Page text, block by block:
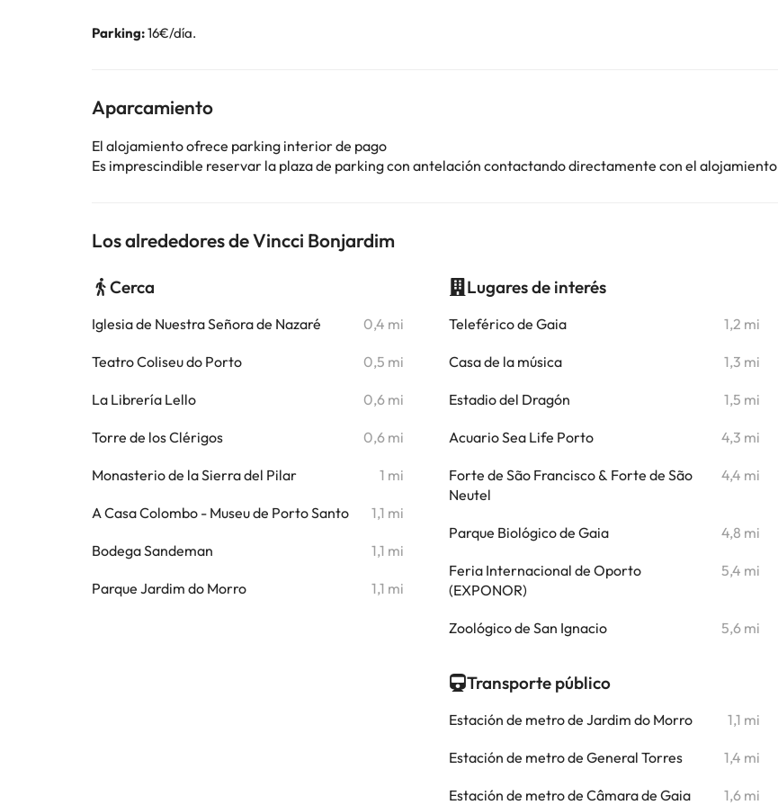
Parking:16€/día.
Aparcamiento
El alojamiento ofrece parking interior de pago
Es imprescindible reservar la plaza de parking con antelación contactando directamente con el alojamiento
Los alrededores de Vincci Bonjardim
Cerca
Iglesia de Nuestra Señora de Nazaré 0,4 mi
Teatro Coliseu do Porto 0,5 mi
La Librería Lello 0,6 mi
Torre de los Clérigos 0,6 mi
Monasterio de la Sierra del Pilar 1 mi
A Casa Colombo - Museu de Porto Santo 1,1 mi
Bodega Sandeman 1,1 mi
Parque Jardim do Morro 1,1 mi
Lugares de interés
Teleférico de Gaia 1,2 mi
Casa de la música 1,3 mi
Estadio del Dragón 1,5 mi
Acuario Sea Life Porto 4,3 mi
Forte de São Francisco & Forte de São
Neutel
4,4 mi
Parque Biológico de Gaia 4,8 mi
Feria Internacional de Oporto
(EXPONOR)
5,4 mi
Zoológico de San Ignacio 5,6 mi
Transporte público
Estación de metro de Jardim do Morro 1,1 mi
Estación de metro de General Torres 1,4 mi
Estación de metro de Câmara de Gaia 1,6 mi